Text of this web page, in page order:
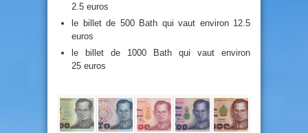
2.5 euros
le billet de 500 Bath qui vaut environ 12.5
euros
le billet de 1000 Bath qui vaut environ
25 euros